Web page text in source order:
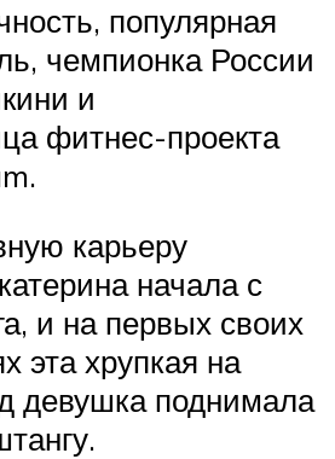
популярная
чемпионка России
и
фитнес-проекта
карьеру
начала с
и на первых своих
эта хрупкая на
девушка поднимала